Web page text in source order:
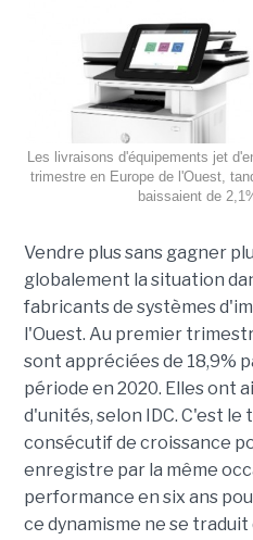
Les livraisons d'équipements jet
trimestre en Europe de l'Ouest,
baissaient de
Vendre plus sans gagner
globalement la situation
fabricants de systèmes
l'Ouest. Au premier
sont appréciées de 18,9%
période en 2020. Elles ont
d'unités, selon IDC. C'est
consécutif de croissance
enregistre par la même
performance en six ans
ce dynamisme ne se